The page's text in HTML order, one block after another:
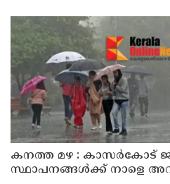
ആഭിമുഖ്യത്തിൽ വിപുലീകരിച്ച
കനത്ത മഴ : കാസർകോട്
സ്ഥാപനങ്ങൾക്ക് നാളെ